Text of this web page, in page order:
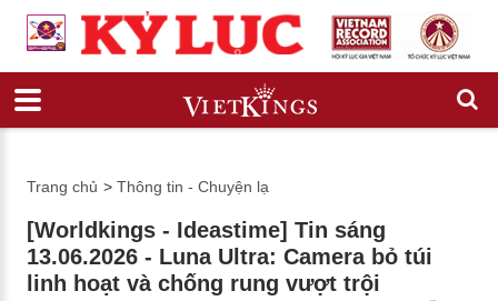
Trang chủ > Thông tin - Chuyện lạ
[Worldkings - Ideastime] Tin sáng
13.06.2026 - Luna Ultra: Camera bỏ túi
linh hoạt và chống rung vượt trội